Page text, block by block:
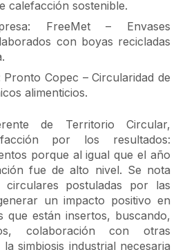
calefacción sostenible.
FreeMet – Envases
con boyas recicladas
Pronto Copec – Circularidad de
alimenticios.
de Territorio Circular,
por los resultados:
porque al igual que el año
fue de alto nivel. Se nota
circulares postuladas por las
un impacto positivo en
que están insertos, buscando,
colaboración con otras
simbiosis industrial necesaria